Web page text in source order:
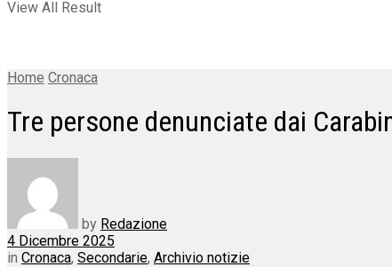
View All Result
Home Cronaca
Tre persone denunciate dai
by Redazione
4 Dicembre 2025
in Cronaca, Secondarie, Archivio notizie